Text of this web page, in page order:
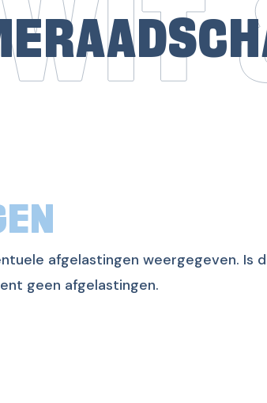
afgelastingen weergegeven. Is
geen afgelastingen.